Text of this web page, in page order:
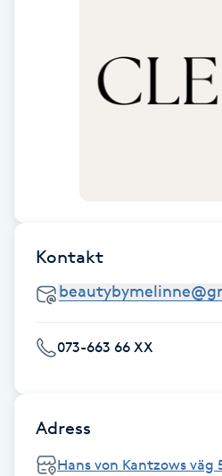
Fettreducering
Fibromassage
Fotvård
Kontakt
073-663 66 XX
Adress
Hans von Kantzows väg